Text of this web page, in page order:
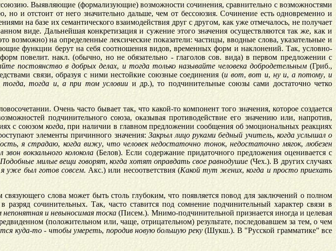
Выявляющие (формализующие) возможности сочинения, сравнительно с возможностями
и отстоит от него значительно дальше, чем от бессоюзия. Сочинение есть одновременно и
на базе их семантического взаимодействия друг с другом, как уже отмечалось, не получает
виде. Дальнейшая конкретизация и сужение этого значения осуществляются так же, как и
на определенные лексические показатели: частицы, вводные слова, указательные и
функции берут на себя соотношения видов, временных форм и наклонений. Так, условно-
повелит. накл. (обычно, но не обязательно - глаголов сов. вида) в первом предложении с
постоянство в добрых делах, и тогда только называйте человека добродетельным(Гриб.,
связи, образуя с ними нестойкие союзные соединения (и вот,вот и, ну и, а потому,и
тогда,тогда и,а при том условии и др.), то подчинительные союзы сами достаточно четко
Очень часто бывает так, что какой-то компонент того значения, которое создается
подчинительного союза, оказывая противодействие его значению или, напротив,
с союзом когда, при наличии в главном предложении сообщения об эмоциональных реакциях
элементы причинного значения: Закрыл лицо руками бедный учитель, когда услышал о
,я страдаю, когда вижу,что человек недостаточно тонок, недостаточно мягок,любезен
звон вокзального колокола (Белов). Если содержание придаточного предложения оценивается с
Подобные милые вещи говорят,когда хотят оправдать свое равнодушие (Чех.). В других случаях
я уже был готов совсем. Акс.) или несоответствия (Какой тут жених,когда и просто приехать
слова может быть столь глубоким, что появляется повод для заключений о полном
сочинительных. Так, часто ставится под сомнение подчинительный характер связи в
непонятная и невыносимая тоска (Писем.). Мнимо-подчинительной признается иногда и целевая
(положительном или, чаще, отрицательном) результате, последовавшем за тем, о чем
куда-то- чтобы умереть, породив новую большую реку(Шукш.). В "Русской грамматике" все